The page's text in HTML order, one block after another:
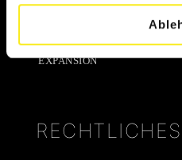
EXPANSION
RECHTLICHES